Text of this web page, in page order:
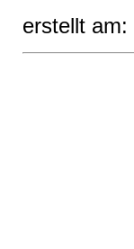
erstellt am: